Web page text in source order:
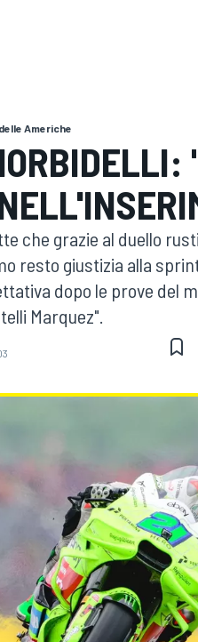
Americhe
che grazie al duello
resto giustizia alla
dopo le prove del
Marquez".